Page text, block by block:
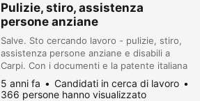
Pulizie, stiro, assistenza
persone anziane
Salve. Sto cercando lavoro - pulizie, stiro,
assistenza persone anziane e disabili a
Carpi. Con i documenti e la patente italiana
in regola. Sono automunita. Grazie. 331
2748916 Iuliia.
5 anni fa
Candidati in cerca di lavoro
366 persone hanno visualizzato